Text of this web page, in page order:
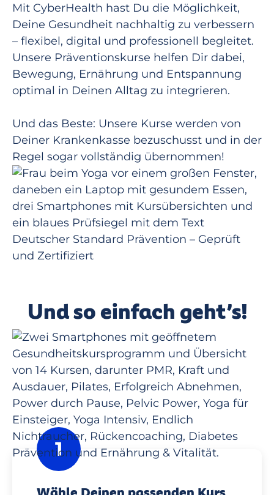
Mit CyberHealth hast Du die Möglichkeit,
Deine Gesundheit nachhaltig zu verbessern
– flexibel, digital und professionell begleitet.
Unsere Präventionskurse helfen Dir dabei,
Bewegung, Ernährung und Entspannung
optimal in Deinen Alltag zu integrieren.
Und das Beste: Unsere Kurse werden von
Deiner Krankenkasse bezuschusst und in der
Regel sogar vollständig übernommen!
Und so einfach geht’s!
1